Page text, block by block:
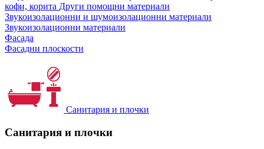
кофи, корита Други помощни материали
Звукоизолационни и шумоизолационни материали
Звукоизолационни материали
Фасада
Фасадни плоскости
Санитария и плочки
Санитария и плочки